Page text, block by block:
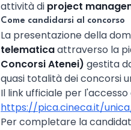
attività di project
Come candidarsi al concorso
La presentazione della
telematicaattraverso la
Concorsi Atenei) gestita
quasi totalità dei concorsi
Il link ufficiale per
https://pica.cineca.it/
Per completare la